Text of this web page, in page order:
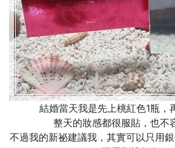
結婚當天我是先上桃紅色1瓶，
整天的妝感都很服貼，也不
不過我的新祕建議我，其實可以只用